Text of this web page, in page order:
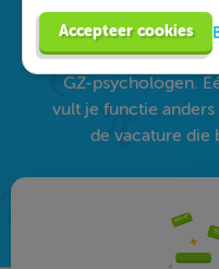
team? Dat kan! We
de zorg, maar ook
GZ-psychologen.
vult je functie
de vacature die
Accepteer cookies